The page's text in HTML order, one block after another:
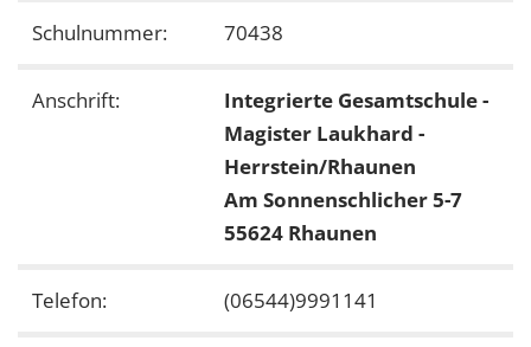
Schulnummer: 70438
Anschrift:
Integrierte Gesamtschule -
Magister Laukhard -
Herrstein/Rhaunen
Am Sonnenschlicher 5-7
55624 Rhaunen
Telefon: (06544)9991141